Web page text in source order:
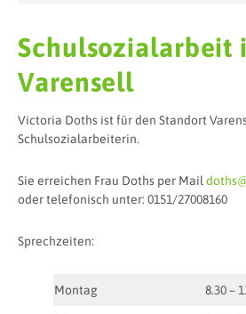
Schulsozialarbeit
Varensell
Victoria Doths ist für den Standort
Schulsozialarbeiterin.
Sie erreichen Frau Doths per Mail
oder telefonisch unter: 0151/27008160
Sprechzeiten:
Montag 8.30 –